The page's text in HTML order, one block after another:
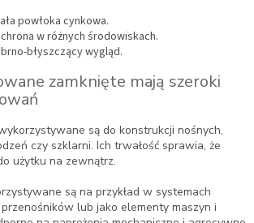
powłoka cynkowa.
w różnych środowiskach.
błyszczący wygląd.
zamknięte mają szeroki
są do konstrukcji nośnych,
czy szklarni. Ich trwałość sprawia, że
użytku na zewnątrz.
są na przykład w systemach
lub jako elementy maszyn i